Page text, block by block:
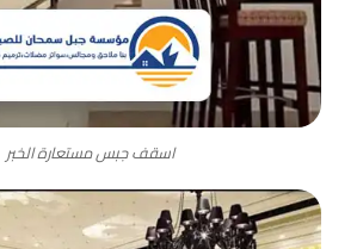
اسقف جبس مستعارة الخبر